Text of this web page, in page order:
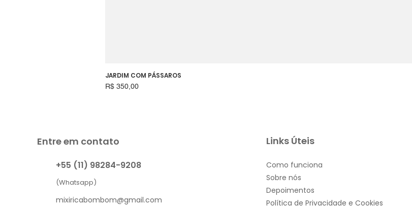
JARDIM COM PÁSSAROS
Preço
R$ 350,00
Entre em contato
+55 (11) 98284-9208
(Whatsapp)
mixiricabombom@gmail.com
Links Úteis
Como funciona
Sobre nós
Depoimentos
Política de Privacidade e Cookies